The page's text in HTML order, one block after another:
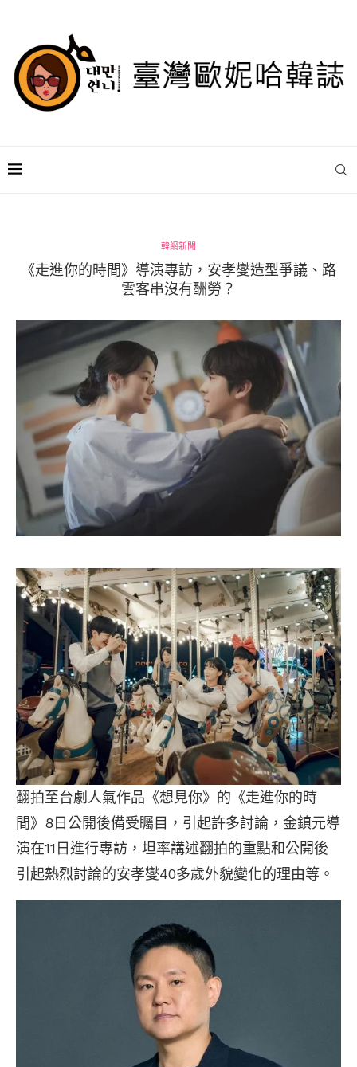
韓網新聞
《走進你的時間》導演專訪，安孝燮造型爭議、路
雲客串沒有酬勞？
翻拍至台劇人氣作品《想見你》的《走進你的時
間》8日公開後備受矚目，引起許多討論，金鎮元導
演在11日進行專訪，坦率講述翻拍的重點和公開後
引起熱烈討論的安孝燮40多歲外貌變化的理由等。